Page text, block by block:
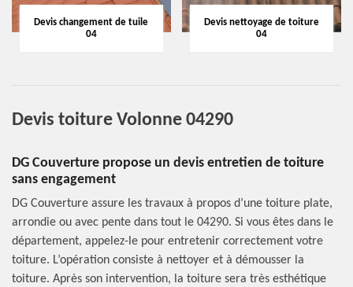
Devis changement de tuile
04
Devis nettoyage de toiture
04
Devis toiture Volonne 04290
DG Couverture propose un devis entretien de toiture
sans engagement
DG Couverture assure les travaux à propos d’une toiture plate,
arrondie ou avec pente dans tout le 04290. Si vous êtes dans le
département, appelez-le pour entretenir correctement votre
toiture. L’opération consiste à nettoyer et à démousser la
toiture. Après son intervention, la toiture sera très esthétique